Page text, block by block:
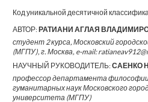
Код уникальной десятичной
АВТОР:РАТИАНИ АГЛАЯ
студент 2 курса, Московский
(МГПУ), г. Москва, e-mail:
НАУЧНЫЙ РУКОВОДИТЕЛЬ:САЕНКО
профессор департамента
гуманитарных наук Московского
университета (МГПУ)